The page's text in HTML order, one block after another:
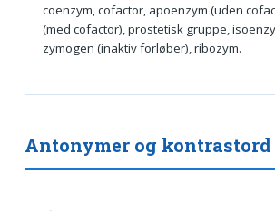
coenzym, cofactor, apoenzym (uden
(med cofactor), prostetisk gruppe,
zymogen (inaktiv forløber), ribozym.
Antonymer og kontrastord